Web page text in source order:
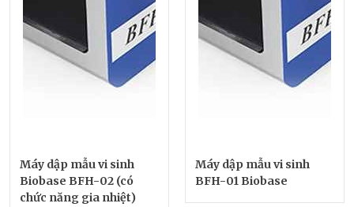
Máy dập mẫu vi sinh
Biobase BFH-02 (có
chức năng gia nhiệt)
Máy dập mẫu vi sinh
BFH-01 Biobase